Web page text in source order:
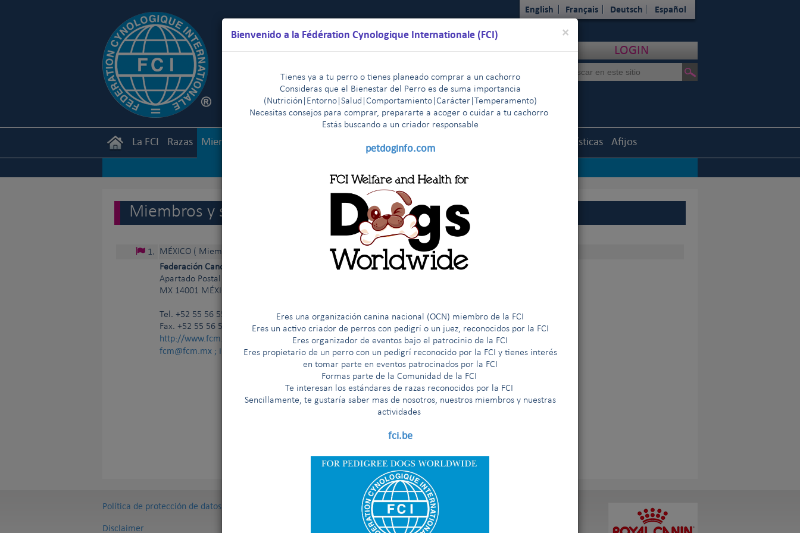
×
Bienvenido a la Fédération Cynologique Internationale (FCI)
Tienes ya a tu perro o tienes planeado comprar a un cachorro
Consideras que el Bienestar del Perro es de suma importancia
(Nutrición|Entorno|Salud|Comportamiento|Carácter|Temperamento)
Necesitas consejos para comprar, prepararte a acoger o cuidar a tu cachorro
Estás buscando a un criador responsable
petdoginfo.com
Eres una organización canina nacional (OCN) miembro de la FCI
Eres un activo criador de perros con pedigrí o un juez, reconocidos por la FCI
Eres organizador de eventos bajo el patrocinio de la FCI
Eres propietario de un perro con un pedigrí reconocido por la FCI y tienes interés
en tomar parte en eventos patrocinados por la FCI
Formas parte de la Comunidad de la FCI
Te interesan los estándares de razas reconocidos por la FCI
Sencillamente, te gustaría saber mas de nosotros, nuestros miembros y nuestras
actividades
fci.be
English Français Deutsch Español
LOGIN
La FCI Razas Miembros Resultados Estadísticas Afijos
Miembros y socios contratantes de la FCI
1. MÉXICO ( Miembro de pleno derecho )
Federación Canófila Mexicana
Apartado Postal 22 535
MX 14001 MÉXICO DF.
Tel. +52 55 56 55 93 30
Fax. +52 55 56 55 73 62
http://www.fcm.mx
fcm@fcm.mx ; info@fcm.mx
Política de protección de datos
Disclaimer